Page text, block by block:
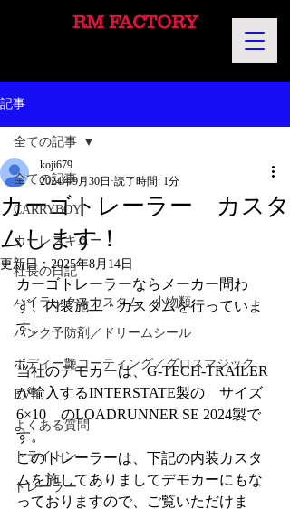
RM FACTORY
記事
全ての記事
CARRYBOY
カーレスキュー
社長の日記
ハイラックスカスタム 小物類
パンク予防剤／ドリームシール
ボディー艶コーティング／グロスマジック
EV
よくある質問
トライトン
トレーラー
全ての記事
カーゴトレーラー カスタ
ムします！
koji679
2024年9月30日 読了時間: 1分
更新日：2025年8月14日
カーゴトレーラーならメーカー問わ
ず、内装施工・カスタムを行っていま
す。
当社のデモカーは、G-TECH-TRAILER
が輸入するINTERSTATE製の　サイズ
6×10　のLOADRUNNER SE 2024製で
す。
このトレーラーは、下記の内装カスタ
ムを施してありましてデモカーにもな
っておりますので、ご覧いただけま